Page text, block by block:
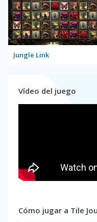
Jungle Link
Vídeo del juego
Cómo jugar a Tile